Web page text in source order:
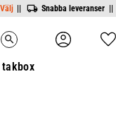
Välj || Snabba leveranser ||
search
takbox